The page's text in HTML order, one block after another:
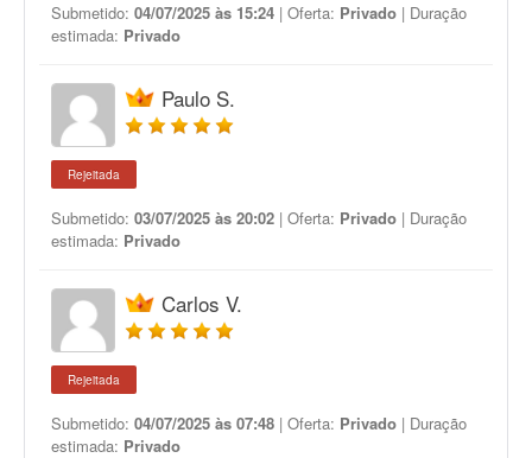
Submetido: 04/07/2025 às 15:24 | Oferta: Privado | Duração
estimada: Privado
Paulo S.
Rejeitada
Submetido: 03/07/2025 às 20:02 | Oferta: Privado | Duração
estimada: Privado
Carlos V.
Rejeitada
Submetido: 04/07/2025 às 07:48 | Oferta: Privado | Duração
estimada: Privado